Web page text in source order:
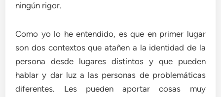
ningún rigor.
Como yo lo he entendido, es que en primer lugar
son dos contextos que atañen a la identidad de la
persona desde lugares distintos y que pueden
hablar y dar luz a las personas de problemáticas
diferentes. Les pueden aportar cosas muy